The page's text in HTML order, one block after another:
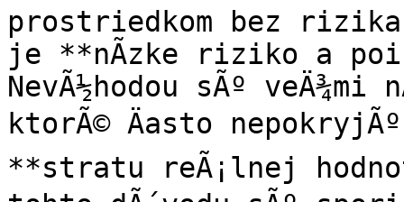
prostriedkom bez
je **nÃ­zke riziko a
NevÃ½hodou sÃº veÄ¾mi
ktorÃ© Äasto
**stratu reÃ¡lnej